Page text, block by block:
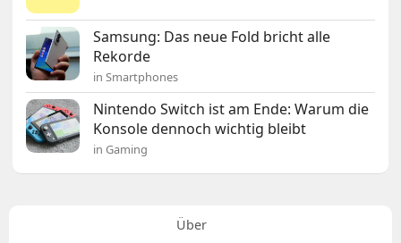
Samsung: Das neue Fold bricht alle
Rekorde
in Smartphones
Nintendo Switch ist am Ende: Warum die
Konsole dennoch wichtig bleibt
in Gaming
Über